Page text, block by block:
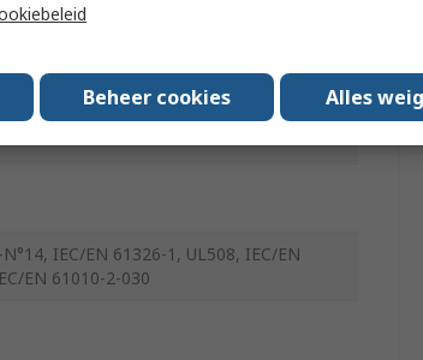
N°14, IEC/EN 61326-1, UL508, IEC/EN
EN 61010-2-030
Beheer cookies Alles